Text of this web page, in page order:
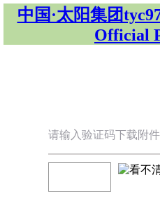
中国·太阳集团
Official
请输入验证码下载附件